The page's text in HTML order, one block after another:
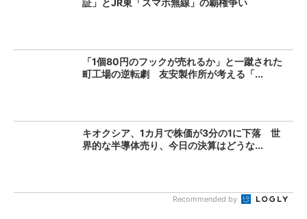
証」とJR東「スマホ無線」の覇権争い
「1個80円のフックが売れるか」と一蹴された
町工場の逆転劇 友安製作所が考える「...
キオクシア、1カ月で株価が3分の1に下落 世
界的な半導体売り、今日の決算はどうな...
Recommended by